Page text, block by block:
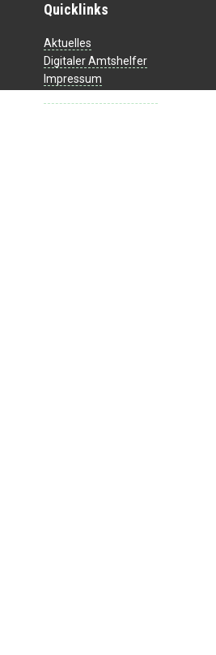
Quicklinks
Aktuelles
Digitaler Amtshelfer
Impressum